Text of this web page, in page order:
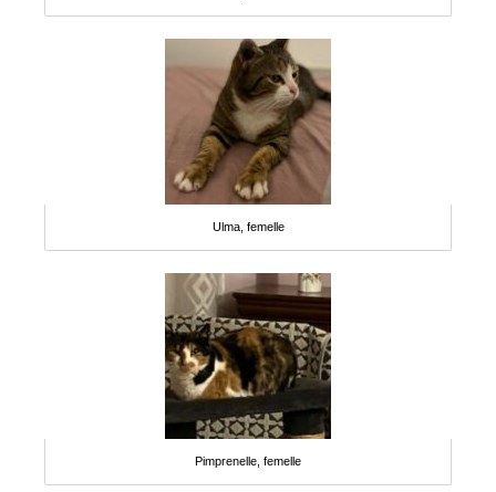
Ulma, femelle
Pimprenelle, femelle